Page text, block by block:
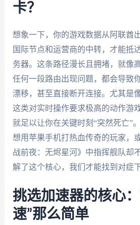
卡？
想象一下，你的游戏数据从阿联酋
国际节点和运营商的中转，才能抵
务器。这条路径漫长且拥堵，就像
任何一段路由出现问题，都会导致
漂移，甚至直接断开连接。尤其是
这类对实时操作要求极高的动作游
就足以让你在关键时刻“突然死亡”
想用苹果手机打热血传奇的玩家，
战前夜：无烬星河》中指挥舰队却
解了这个核心，我们才能找到对症
挑选加速器的核心
速”那么简单